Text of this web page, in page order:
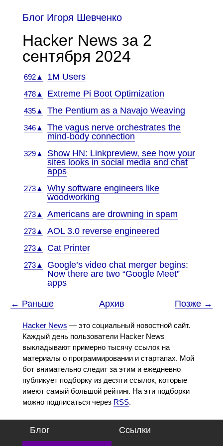
Блог Игоря Шевченко
Hacker News за 2
сентября 2024
692▲ 1M Users
478▲ Extreme Pi Boot Optimization
435▲ The Pentium as a Navajo Weaving
346▲
The vagus nerve orchestrates the
mind-body connection
329▲
Show HN: Linkpreview, see how your
sites looks in social media and chat
apps
273▲
Why software engineers like
woodworking
273▲ Americans are drowning in spam
273▲ AOL 3.0 reverse engineered
273▲ Cat Printer
273▲
Google’s video chat merger begins:
Now there are two “Google Meet”
apps
← Раньше Архив Позже →
Hacker News — это социальный новостной сайт.
Каждый день пользователи Hacker News
выкладывают примерно тысячу ссылок на
материалы о программировании и стартапах. Мой
бот внимательно следит за этим и ежедневно
публикует подборку из десяти ссылок, которые
имеют самый большой рейтинг. На эти подборки
можно подписаться через RSS.
Блог Ссылки